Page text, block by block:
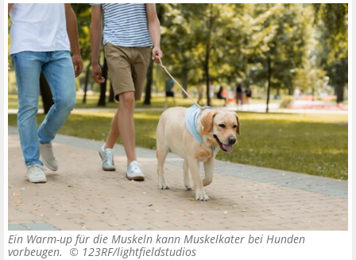
Ein Warm-up für die Muskeln kann Muskelkater bei Hunden
vorbeugen. © 123RF/lightfieldstudios